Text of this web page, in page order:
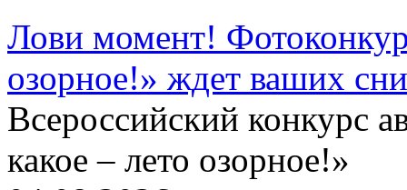
Лови момент!
озорное!» ждет ваших
Всероссийский конкурс
какое – лето озорное!»